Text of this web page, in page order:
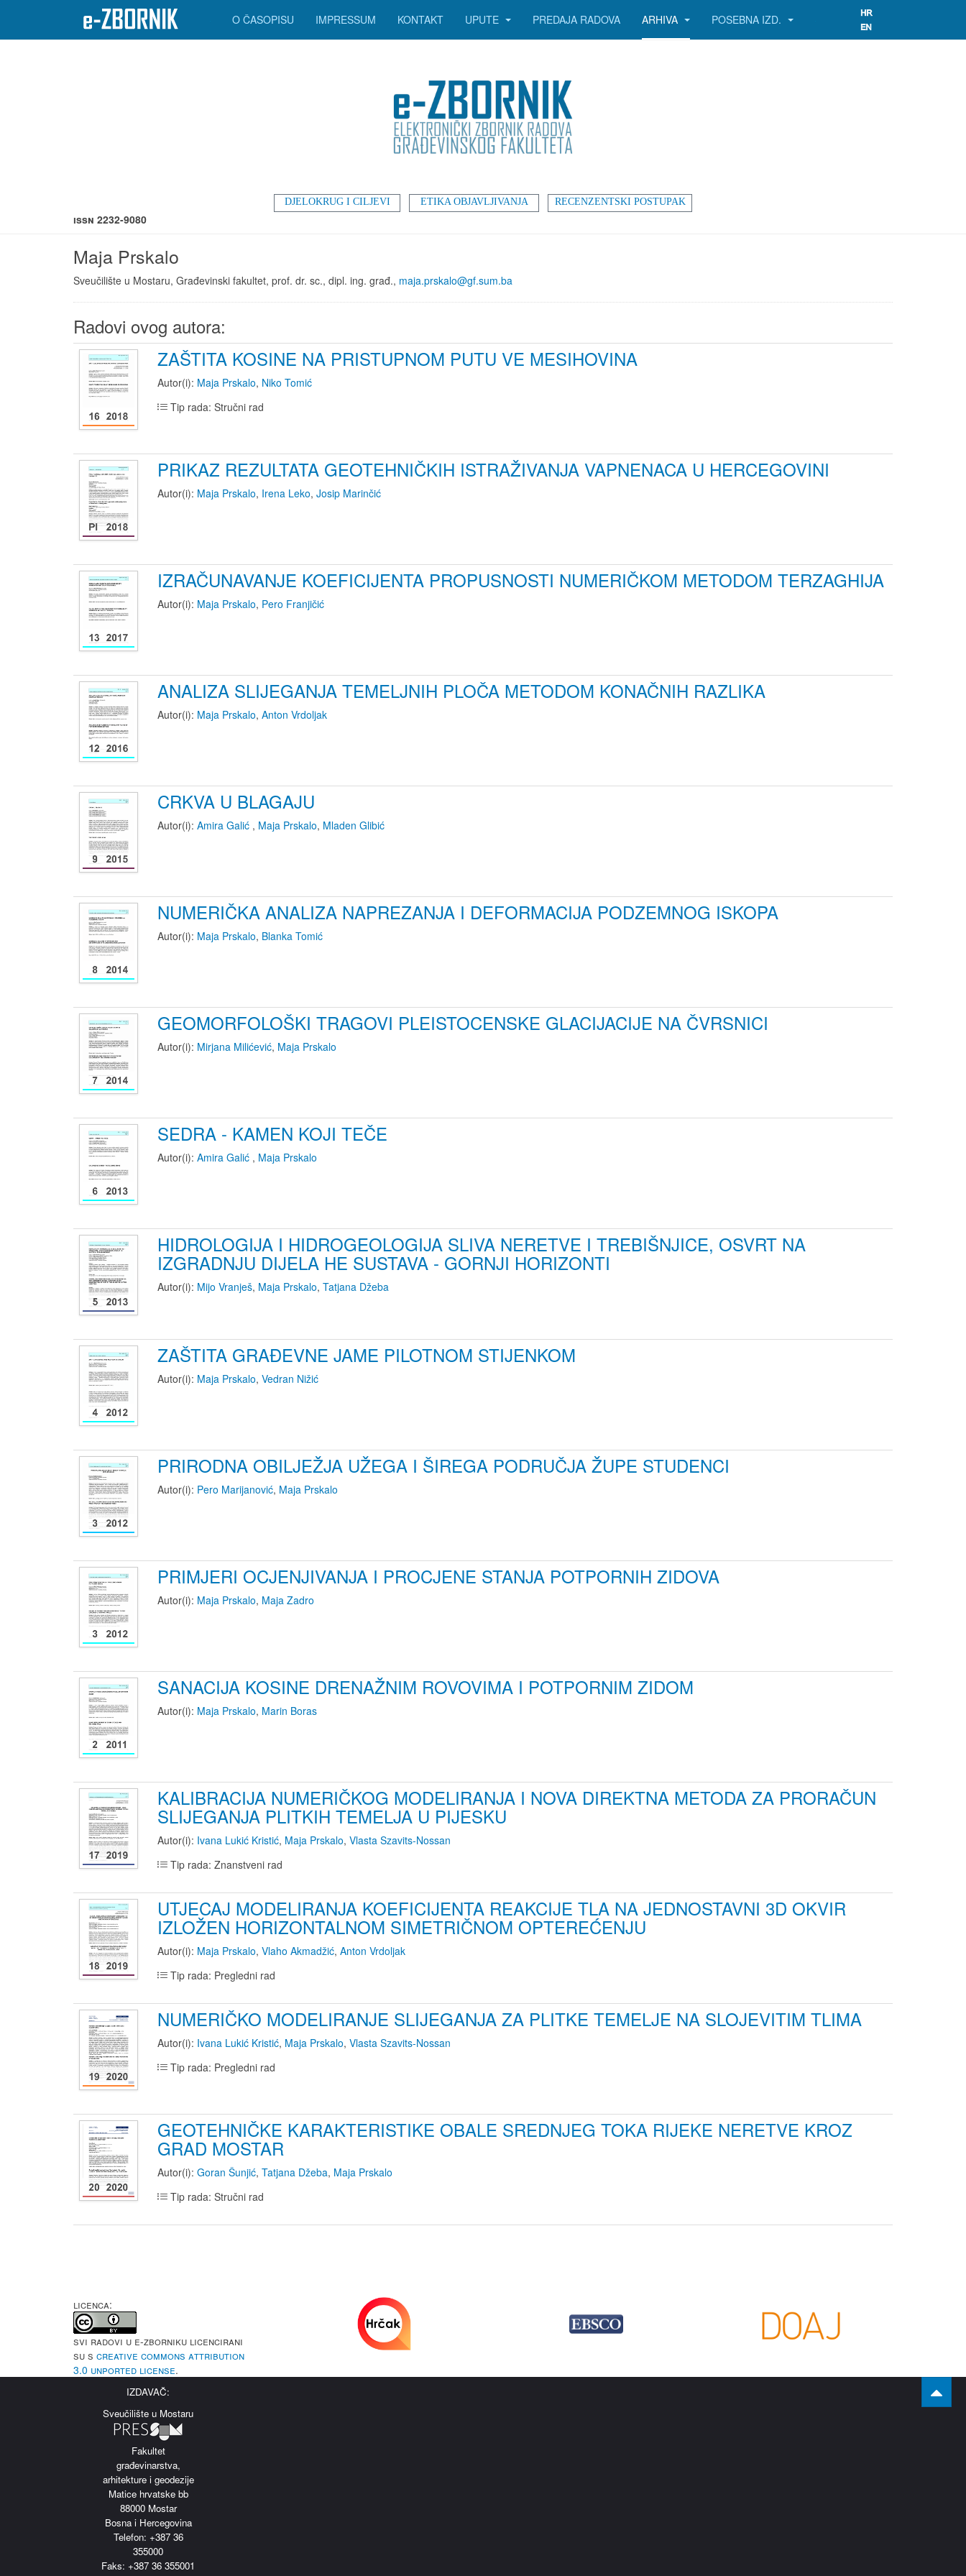
DJELOKRUG I CILJEVI ETIKA OBJAVLJIVANJA RECENZENTSKI POSTUPAK
O ČASOPISU IMPRESSUM KONTAKT UPUTE PREDAJA RADOVA ARHIVA POSEBNA IZD.
ISSN 2232-9080
Maja Prskalo
Sveučilište u Mostaru, Građevinski fakultet, prof. dr. sc., dipl. ing. građ., maja.prskalo@gf.sum.ba
Radovi ovog autora:
ZAŠTITA KOSINE NA PRISTUPNOM PUTU VE MESIHOVINA
Autor(i): Maja Prskalo, Niko Tomić
Tip rada: Stručni rad
PRIKAZ REZULTATA GEOTEHNIČKIH ISTRAŽIVANJA VAPNENACA U HERCEGOVINI
Autor(i): Maja Prskalo, Irena Leko, Josip Marinčić
IZRAČUNAVANJE KOEFICIJENTA PROPUSNOSTI NUMERIČKOM METODOM TERZAGHIJA
Autor(i): Maja Prskalo, Pero Franjičić
ANALIZA SLIJEGANJA TEMELJNIH PLOČA METODOM KONAČNIH RAZLIKA
Autor(i): Maja Prskalo, Anton Vrdoljak
CRKVA U BLAGAJU
Autor(i): Amira Galić , Maja Prskalo, Mladen Glibić
NUMERIČKA ANALIZA NAPREZANJA I DEFORMACIJA PODZEMNOG ISKOPA
Autor(i): Maja Prskalo, Blanka Tomić
GEOMORFOLOŠKI TRAGOVI PLEISTOCENSKE GLACIJACIJE NA ČVRSNICI
Autor(i): Mirjana Milićević, Maja Prskalo
SEDRA - KAMEN KOJI TEČE
Autor(i): Amira Galić , Maja Prskalo
HIDROLOGIJA I HIDROGEOLOGIJA SLIVA NERETVE I TREBIŠNJICE, OSVRT NA
IZGRADNJU DIJELA HE SUSTAVA - GORNJI HORIZONTI
Autor(i): Mijo Vranješ, Maja Prskalo, Tatjana Džeba
ZAŠTITA GRAĐEVNE JAME PILOTNOM STIJENKOM
Autor(i): Maja Prskalo, Vedran Nižić
PRIRODNA OBILJEŽJA UŽEGA I ŠIREGA PODRUČJA ŽUPE STUDENCI
Autor(i): Pero Marijanović, Maja Prskalo
PRIMJERI OCJENJIVANJA I PROCJENE STANJA POTPORNIH ZIDOVA
Autor(i): Maja Prskalo, Maja Zadro
SANACIJA KOSINE DRENAŽNIM ROVOVIMA I POTPORNIM ZIDOM
Autor(i): Maja Prskalo, Marin Boras
KALIBRACIJA NUMERIČKOG MODELIRANJA I NOVA DIREKTNA METODA ZA PRORAČUN
SLIJEGANJA PLITKIH TEMELJA U PIJESKU
Autor(i): Ivana Lukić Kristić, Maja Prskalo, Vlasta Szavits-Nossan
Tip rada: Znanstveni rad
UTJECAJ MODELIRANJA KOEFICIJENTA REAKCIJE TLA NA JEDNOSTAVNI 3D OKVIR
IZLOŽEN HORIZONTALNOM SIMETRIČNOM OPTEREĆENJU
Autor(i): Maja Prskalo, Vlaho Akmadžić, Anton Vrdoljak
Tip rada: Pregledni rad
NUMERIČKO MODELIRANJE SLIJEGANJA ZA PLITKE TEMELJE NA SLOJEVITIM TLIMA
Autor(i): Ivana Lukić Kristić, Maja Prskalo, Vlasta Szavits-Nossan
Tip rada: Pregledni rad
GEOTEHNIČKE KARAKTERISTIKE OBALE SREDNJEG TOKA RIJEKE NERETVE KROZ
GRAD MOSTAR
Autor(i): Goran Šunjić, Tatjana Džeba, Maja Prskalo
Tip rada: Stručni rad
LICENCA:
Svi radovi u e-Zborniku licencirani
su s Creative Commons Attribution
3.0 Unported License.
IZDAVAČ:
Sveučilište u Mostaru
Fakultet
građevinarstva,
arhitekture i geodezije
Matice hrvatske bb
88000 Mostar
Bosna i Hercegovina
Telefon: +387 36
355000
Faks: +387 36 355001